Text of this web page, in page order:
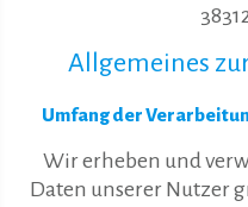
Allgemeines
Umfang der
Wir erheben und
Daten unserer Nutzer